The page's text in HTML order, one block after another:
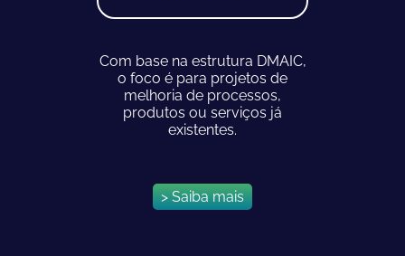
Com base na estrutura DMAIC,
o foco é para projetos de
melhoria de processos,
produtos ou serviços já
existentes.
> Saiba mais